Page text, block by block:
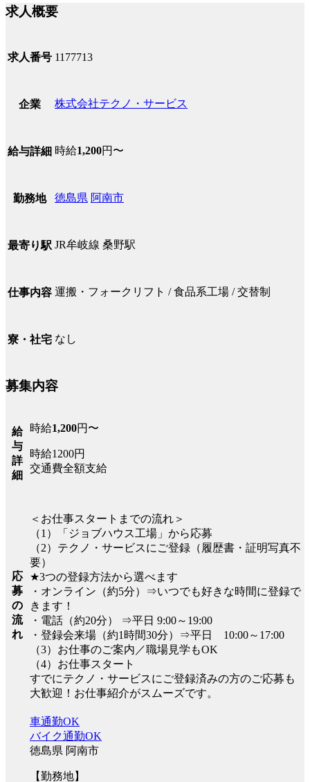
求人概要
求人番号 1177713
企業 株式会社テクノ・サービス
給与詳細 時給1,200円〜
勤務地 徳島県 阿南市
最寄り駅 JR牟岐線 桑野駅
仕事内容 運搬・フォークリフト / 食品系工場 / 交替制
寮・社宅 なし
募集内容
給
与
詳
細
時給1,200円〜
時給1200円
交通費全額支給
応
募
の
流
れ
＜お仕事スタートまでの流れ＞
（1）「ジョブハウス工場」から応募
（2）テクノ・サービスにご登録（履歴書・証明写真不
要）
★3つの登録方法から選べます
・オンライン（約5分）⇒いつでも好きな時間に登録で
きます！
・電話（約20分） ⇒平日 9:00～19:00
・登録会来場（約1時間30分）⇒平日 10:00～17:00
（3）お仕事のご案内／職場見学もOK
（4）お仕事スタート
すでにテクノ・サービスにご登録済みの方のご応募も
大歓迎！お仕事紹介がスムーズです。
車通勤OK
バイク通勤OK
徳島県 阿南市
【勤務地】